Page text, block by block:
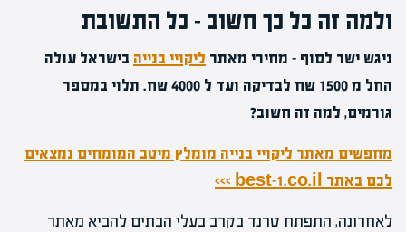
ולמה זה כל כך חשוב – כל התשובת
ניגש ישר לסוף – מחירי מאתר ליקויי בנייה בישראל עולה
החל מ 1500 שח לבדיקה ועד ל 4000 שח. תלוי במספר
גורמים, למה זה חשוב?
מחפשים מאתר ליקויי בנייה מומלץ מיטב המומחים נמצאים
לכם באתר best-1.co.il >>>
לאחרונה, התפתח טרנד בקרב בעלי הבתים להביא מאתר